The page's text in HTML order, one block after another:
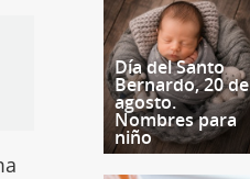
Día del Santo
Bernardo, 20 de
agosto.
Nombres para
niño